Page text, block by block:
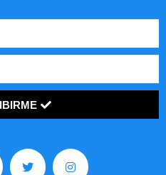
bienvenidos en